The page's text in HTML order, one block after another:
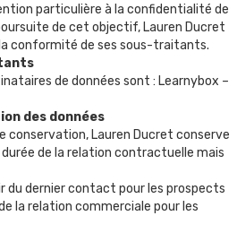
particulière à la confidentialité de
de cet objectif, Lauren Ducret
conformité de ses sous-traitants.
de données sont : Learnybox –
des données
conservation, Lauren Ducret conserve
de la relation contractuelle mais
du dernier contact pour les prospects
la relation commerciale pour les